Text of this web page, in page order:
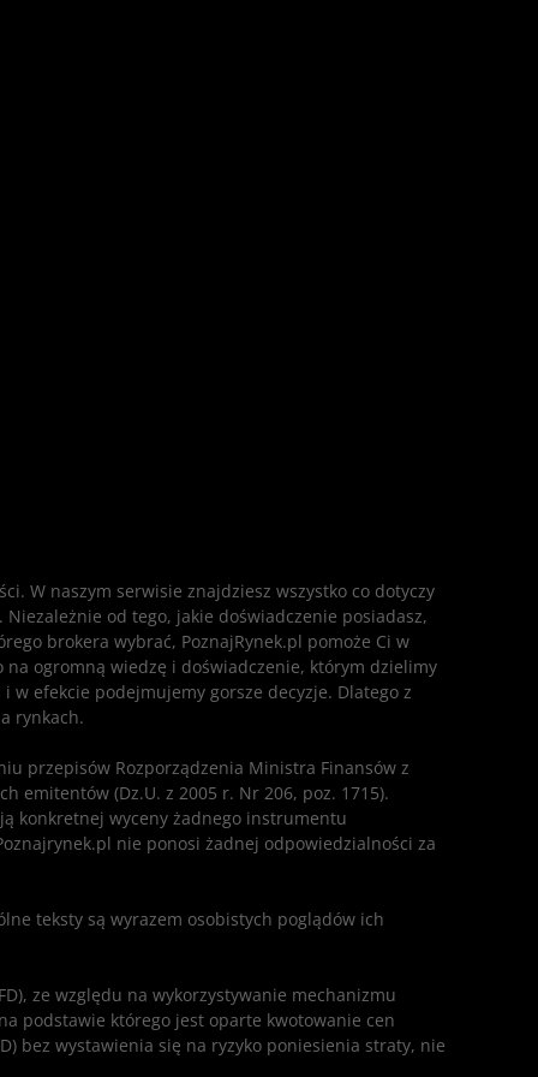
W naszym serwisie znajdziesz wszystko co dotyczy
od tego, jakie doświadczenie posiadasz,
brokera wybrać, PoznajRynek.pl pomoże Ci w
na ogromną wiedzę i doświadczenie, którym dzielimy
efekcie podejmujemy gorsze decyzje. Dlatego z
rynkach.
przepisów Rozporządzenia Ministra Finansów z
emitentów (Dz.U. z 2005 r. Nr 206, poz. 1715).
konkretnej wyceny żadnego instrumentu
nie ponosi żadnej odpowiedzialności za
teksty są wyrazem osobistych poglądów ich
ze względu na wykorzystywanie mechanizmu
podstawie którego jest oparte kwotowanie cen
bez wystawienia się na ryzyko poniesienia straty, nie